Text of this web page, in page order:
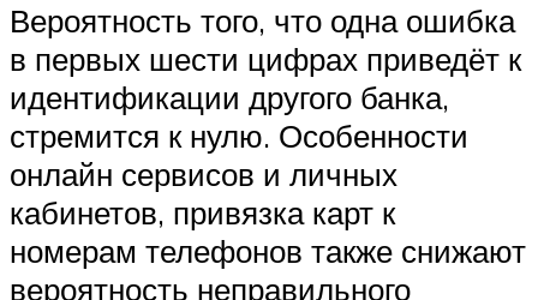
Вероятность того, что одна ошибка
в первых шести цифрах приведёт к
идентификации другого банка,
стремится к нулю. Особенности
онлайн сервисов и личных
кабинетов, привязка карт к
номерам телефонов также снижают
вероятность неправильного